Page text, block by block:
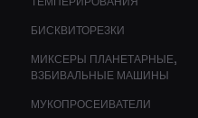
БИСКВИТОРЕЗКИ
МИКСЕРЫ ПЛАНЕТАРНЫЕ,
ВЗБИВАЛЬНЫЕ МАШИНЫ
МУКОПРОСЕИВАТЕЛИ